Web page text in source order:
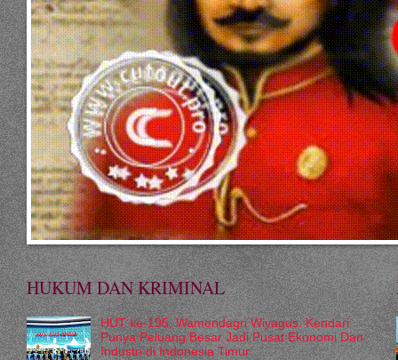
HUKUM DAN KRIMINAL
HUT ke-195, Wamendagri Wiyagus: Kendari
Punya Peluang Besar Jadi Pusat Ekonomi Dan
Industri di Indonesia Timur